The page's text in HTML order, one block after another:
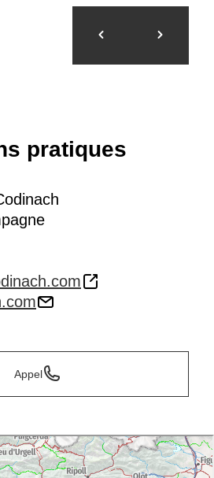
pratiques
Appel